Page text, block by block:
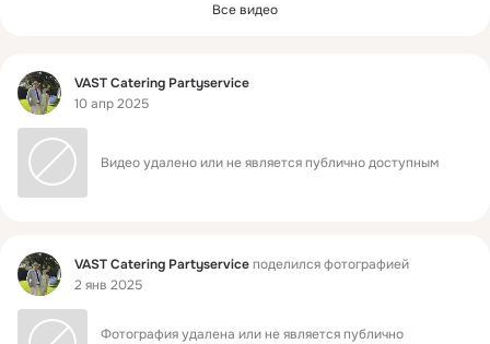
Все видео
Фид
VAST Catering Partyservice
10 апр 2025
Видео удалено или не является публично доступным
Фид VAST Catering Partyserviceподелился фотографией
2 янв 2025
Фотография удалена или не является публично